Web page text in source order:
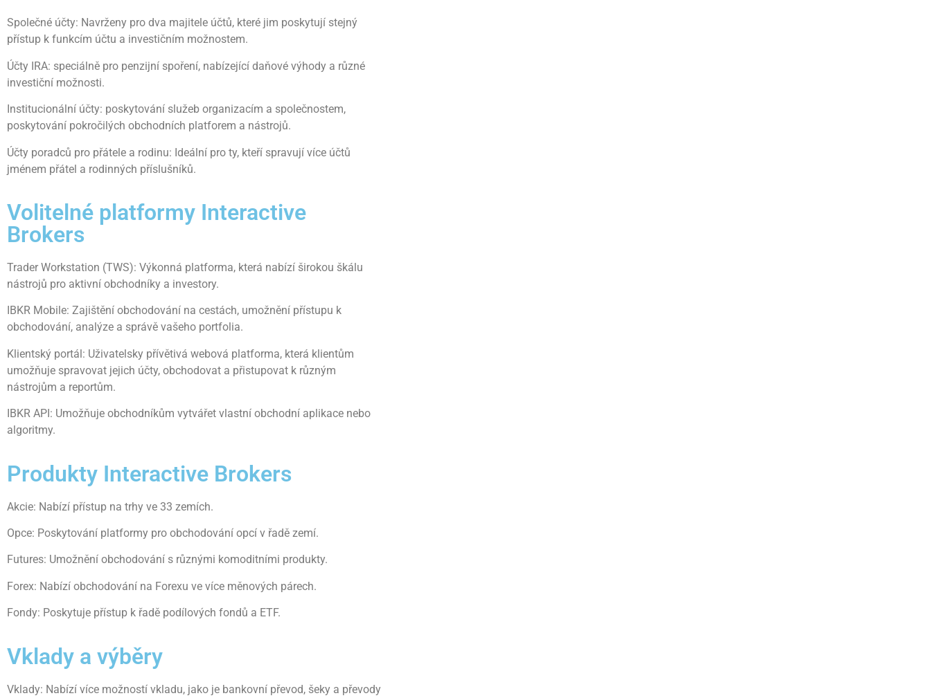
Společné účty: Navrženy pro dva majitele účtů, které jim poskytují stejný
přístup k funkcím účtu a investičním možnostem.
Účty IRA: speciálně pro penzijní spoření, nabízející daňové výhody a různé
investiční možnosti.
Institucionální účty: poskytování služeb organizacím a společnostem,
poskytování pokročilých obchodních platforem a nástrojů.
Účty poradců pro přátele a rodinu: Ideální pro ty, kteří spravují více účtů
jménem přátel a rodinných příslušníků.
Volitelné platformy Interactive
Brokers
Trader Workstation (TWS): Výkonná platforma, která nabízí širokou škálu
nástrojů pro aktivní obchodníky a investory.
IBKR Mobile: Zajištění obchodování na cestách, umožnění přístupu k
obchodování, analýze a správě vašeho portfolia.
Klientský portál: Uživatelsky přívětivá webová platforma, která klientům
umožňuje spravovat jejich účty, obchodovat a přistupovat k různým
nástrojům a reportům.
IBKR API: Umožňuje obchodníkům vytvářet vlastní obchodní aplikace nebo
algoritmy.
Produkty Interactive Brokers
Akcie: Nabízí přístup na trhy ve 33 zemích.
Opce: Poskytování platformy pro obchodování opcí v řadě zemí.
Futures: Umožnění obchodování s různými komoditními produkty.
Forex: Nabízí obchodování na Forexu ve více měnových párech.
Fondy: Poskytuje přístup k řadě podílových fondů a ETF.
Vklady a výběry
Vklady: Nabízí více možností vkladu, jako je bankovní převod, šeky a převody